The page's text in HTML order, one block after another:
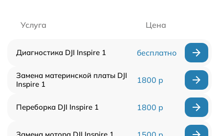
Услуга Цена
Диагностика DJI Inspire 1 бесплатно
Замена материнской платы DJI
Inspire 1
1800 р
Переборка DJI Inspire 1 1800 р